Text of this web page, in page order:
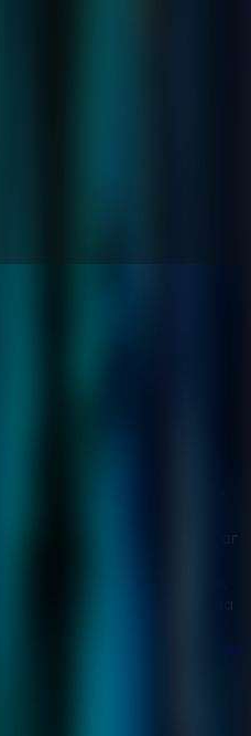
online:
preso
cheia de salas
logicos. Seu objetivo e
coletar ferramentas
discretas ate encontrar
e misterioso e
depende de observacao,
voce gosta de jogos de fuga
escondidas e sem
com a colecao do
Online
funciona